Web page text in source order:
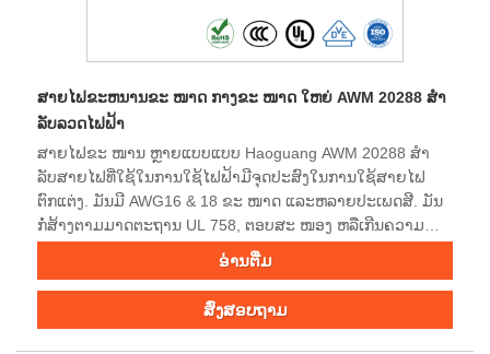
ສາຍໄຟຂະຫນານຂະ ໜາດ ກາງຂະ ໜາດ ໃຫຍ່ AWM 20288 ສຳ
ລັບລວດໄຟຟ້າ
ສາຍໄຟຂະ ໜານ ຫຼາຍແບບແບບ Haoguang AWM 20288 ສຳ
ລັບສາຍໄຟທີ່ໃຊ້ໃນການໃຊ້ໄຟຟ້າມີຈຸດປະສົງໃນການໃຊ້ສາຍໄຟ
ຕົກແຕ່ງ. ມັນມີ AWG16 & 18 ຂະ ໜາດ ແລະຫລາຍປະເພດສີ. ມັນ
ກໍ່ສ້າງຕາມມາດຕະຖານ UL 758, ຕອບສະ ໜອງ ຫລືເກີນຄວາມ
ຕ້ອງການທົດສອບແປວໄຟ. ຮັບປະກັນຄວາມ ໜ້າ ເຊື່ອຖືໃນໄລຍະ
ຍາວ. ຍິນດີຕ້ອນຮັບເຂົ້າສູ່ການສອບຖາມ.
ອ່ານ​ຕື່ມ
ສົ່ງສອບຖາມ